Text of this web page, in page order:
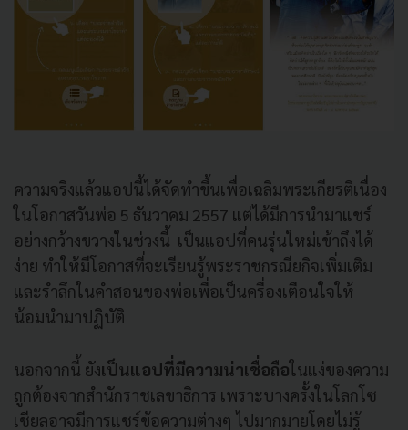
ความจริงแล้วแอปนี้ได้จัดทำขึ้นเพื่อเฉลิมพระเกียรติเนื่อง
ในโอกาสวันพ่อ 5 ธันวาคม 2557 แต่ได้มีการนำมาแชร์
อย่างกว้างขวางในช่วงนี้ เป็นแอปที่คนรุ่นใหม่เข้าถึงได้
ง่าย ทำให้มีโอกาสที่จะเรียนรู้พระราชกรณียกิจเพิ่มเติม
และรำลึกในคำสอนของพ่อเพื่อเป็นครื่องเตือนใจให้
น้อมนำมาปฏิบัติ
นอกจากนี้ ยังเป็นแอปที่มีความน่าเชื่อถือในแง่ของความ
ถูกต้องจากสำนักราชเลขาธิการ เพราะบางครั้งในโลกโซ
เชียลอาจมีการแชร์ข้อความต่างๆ ไปมากมายโดยไม่รู้